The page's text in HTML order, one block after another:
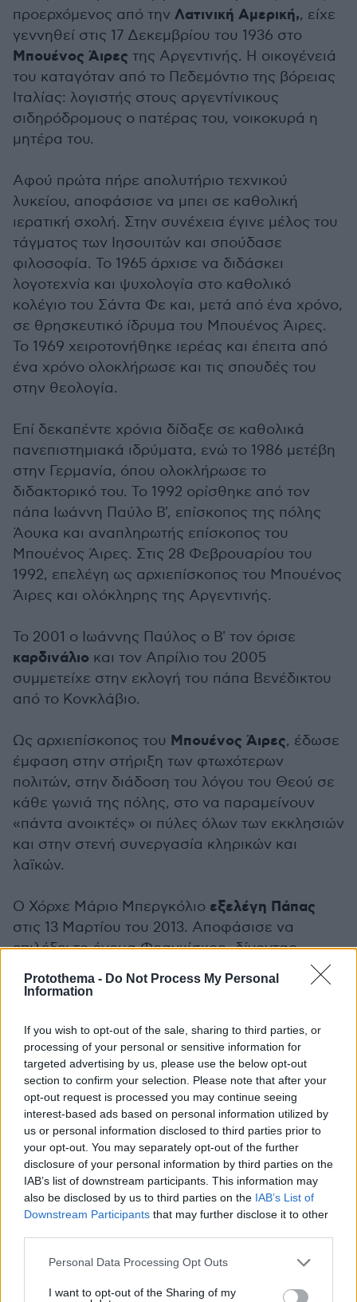
Protothema - Do Not Process My Personal
Information
If you wish to opt-out of the sale, sharing to third parties, or
processing of your personal or sensitive information for
targeted advertising by us, please use the below opt-out
section to confirm your selection. Please note that after your
opt-out request is processed you may continue seeing
interest-based ads based on personal information utilized by
us or personal information disclosed to third parties prior to
your opt-out. You may separately opt-out of the further
disclosure of your personal information by third parties on the
IAB’s list of downstream participants. This information may
also be disclosed by us to third parties on the IAB’s List of
Downstream Participants that may further disclose it to other
Please note that this website/app uses one or more Google
not limited to your visit or usage behaviour. You may click to
Personal Data Processing Opt Outs
I want to opt-out of the Sharing of my
προερχόμενος από την Λατινική Αμερική,, είχε
γεννηθεί στις 17 Δεκεμβρίου του 1936 στο
Μπουένος Άιρες της Αργεντινής. Η οικογένειά
του καταγόταν από το Πεδεμόντιο της βόρειας
Ιταλίας: λογιστής στους αργεντίνικους
σιδηρόδρομους ο πατέρας του, νοικοκυρά η
μητέρα του.
Αφού πρώτα πήρε απολυτήριο τεχνικού
λυκείου, αποφάσισε να μπει σε καθολική
ιερατική σχολή. Στην συνέχεια έγινε μέλος του
τάγματος των Ιησουιτών και σπούδασε
φιλοσοφία. Το 1965 άρχισε να διδάσκει
λογοτεχνία και ψυχολογία στο καθολικό
κολέγιο του Σάντα Φε και, μετά από ένα χρόνο,
σε θρησκευτικό ίδρυμα του Μπουένος Άιρες.
Το 1969 χειροτονήθηκε ιερέας και έπειτα από
ένα χρόνο ολοκλήρωσε και τις σπουδές του
στην θεολογία.
Επί δεκαπέντε χρόνια δίδαξε σε καθολικά
πανεπιστημιακά ιδρύματα, ενώ το 1986 μετέβη
στην Γερμανία, όπου ολοκλήρωσε το
διδακτορικό του. Το 1992 ορίσθηκε από τον
πάπα Ιωάννη Παύλο Β', επίσκοπος της πόλης
Άουκα και αναπληρωτής επίσκοπος του
Μπουένος Άιρες. Στις 28 Φεβρουαρίου του
1992, επελέγη ως αρχιεπίσκοπος του Μπουένος
Άιρες και ολόκληρης της Αργεντινής.
Το 2001 ο Ιωάννης Παύλος ο Β' τον όρισε
καρδινάλιο και τον Απρίλιο του 2005
συμμετείχε στην εκλογή του πάπα Βενέδικτου
από το Κονκλάβιο.
Ως αρχιεπίσκοπος του Μπουένος Άιρες, έδωσε
έμφαση στην στήριξη των φτωχότερων
πολιτών, στην διάδοση του λόγου του Θεού σε
κάθε γωνιά της πόλης, στο να παραμείνουν
«πάντα ανοικτές» οι πύλες όλων των εκκλησιών
και στην στενή συνεργασία κληρικών και
λαϊκών.
Ο Χόρχε Μάριο Μπεργκόλιο εξελέγη Πάπας
στις 13 Μαρτίου του 2013. Αποφάσισε να
επιλέξει το όνομα Φραγκίσκος -δίνοντας
Ρώμης- και να φορέσει σιδερένιο και όχι χρυσό
να διαλέξουν τον νέο πάπα, έφτασαν μέχρι την
άλλη άκρη του κόσμου», είπε στον πρώτο
χαιρετισμό του προς τους πιστούς.
Σύμφωνα με όλους τους αναλυτές, αλλά και με
τις καρδιές εκατομμυρίων πιστών, ήταν «ο
Πάπας των φτωχών», ο Άγιος Πατέρας των
Καθολικών που έδωσε έμφαση στη βοήθεια και
στην αλληλεγγύη προς τους μετανάστες, τους
«τελευταίους» και τους ξεχασμένους. Έδωσε
εντολή στις Αρχές του Βατικανού να αφήνουν
τους άστεγους να κοιμούνται στους δρόμους